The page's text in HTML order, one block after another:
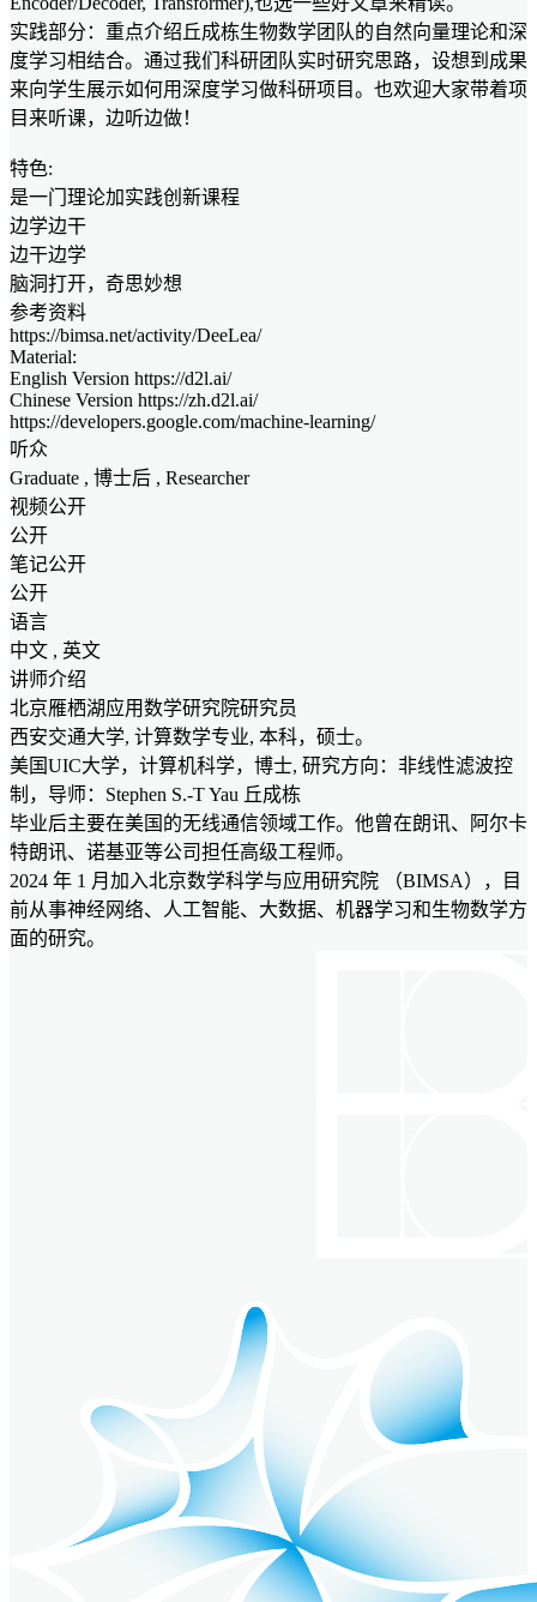
实践部分：重点介绍丘成栋生物数学团队的自然向量理论和深
度学习相结合。通过我们科研团队实时研究思路，设想到成果
来向学生展示如何用深度学习做科研项目。也欢迎大家带着项
目来听课，边听边做！
特色:
是一门理论加实践创新课程
边学边干
边干边学
脑洞打开，奇思妙想
参考资料
https://bimsa.net/activity/DeeLea/
Material:
English Version https://d2l.ai/
Chinese Version https://zh.d2l.ai/
https://developers.google.com/machine-learning/
听众
Graduate , 博士后 , Researcher
视频公开
公开
笔记公开
公开
语言
中文 , 英文
讲师介绍
北京雁栖湖应用数学研究院研究员
西安交通大学, 计算数学专业, 本科，硕士。
美国UIC大学，计算机科学，博士, 研究方向：非线性滤波控
制，导师：Stephen S.-T Yau 丘成栋
毕业后主要在美国的无线通信领域工作。他曾在朗讯、阿尔卡
特朗讯、诺基亚等公司担任高级工程师。
2024 年 1 月加入北京数学科学与应用研究院 （BIMSA），目
前从事神经网络、人工智能、大数据、机器学习和生物数学方
面的研究。